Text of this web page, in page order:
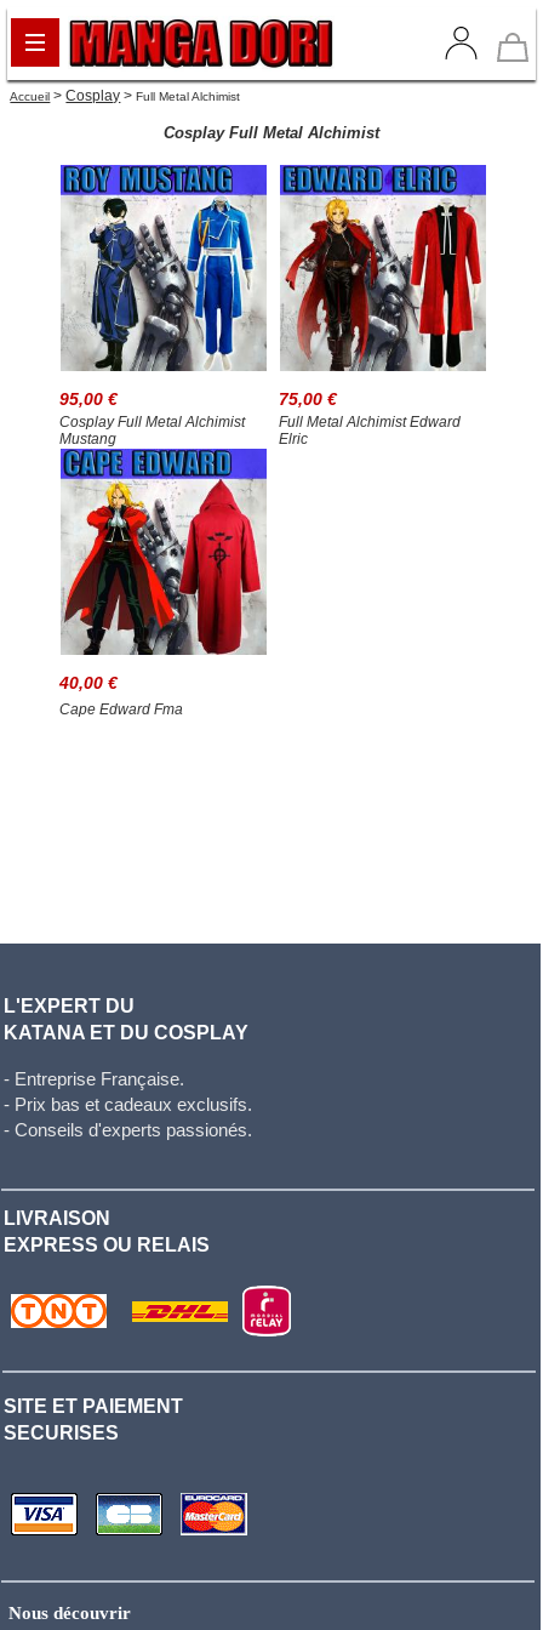
Accueil >Cosplay >Full Metal Alchimist
Cosplay Full Metal Alchimist
95,00 €
Cosplay Full Metal Alchimist
Mustang
75,00 €
Full Metal Alchimist Edward
Elric
40,00 €
Cape Edward Fma
L'EXPERT DU
KATANA ET DU COSPLAY
- Entreprise Française.
- Prix bas et cadeaux exclusifs.
- Conseils d'experts passionés.
LIVRAISON
EXPRESS OU RELAIS
SITE ET PAIEMENT
SECURISES
Nous découvrir